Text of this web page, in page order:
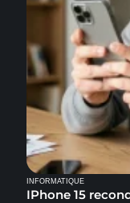
INFORMATIQUE
IPhone 15